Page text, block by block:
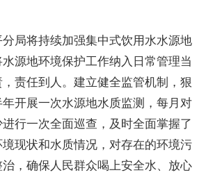
局将持续加强集中式饮用水水源地
源地环境保护工作纳入日常管理当
责任到人。建立健全监管机制，狠
开展一次水源地水质监测，每月对
行一次全面巡查，及时全面掌握了
现状和水质情况，对存在的环境污
，确保人民群众喝上安全水、放心